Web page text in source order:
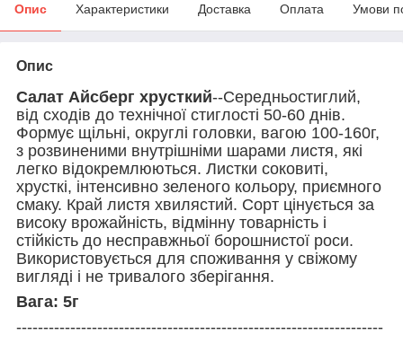
Опис Характеристики Доставка Оплата Умови
Опис
Салат Айсберг хрусткий--Середньостиглий,
від сходів до технічної стиглості 50-60 днів.
Формує щільні, округлі головки, вагою 100-160г,
з розвиненими внутрішніми шарами листя, які
легко відокремлюються. Листки соковиті,
хрусткі, інтенсивно зеленого кольору, приємного
смаку. Край листя хвилястий. Сорт цінується за
високу врожайність, відмінну товарність і
стійкість до несправжньої борошнистої роси.
Використовується для споживання у свіжому
вигляді і не тривалого зберігання.
Вага: 5г
--------------------------------------------------------------------